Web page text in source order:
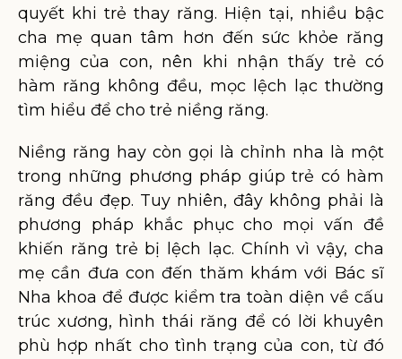
quyết khi trẻ thay răng. Hiện tại, nhiều bậc
cha mẹ quan tâm hơn đến sức khỏe răng
miệng của con, nên khi nhận thấy trẻ có
hàm răng không đều, mọc lệch lạc thường
tìm hiểu để cho trẻ niềng răng.
Niềng răng hay còn gọi là chỉnh nha là một
trong những phương pháp giúp trẻ có hàm
răng đều đẹp. Tuy nhiên, đây không phải là
phương pháp khắc phục cho mọi vấn đề
khiến răng trẻ bị lệch lạc. Chính vì vậy, cha
mẹ cần đưa con đến thăm khám với Bác sĩ
Nha khoa để được kiểm tra toàn diện về cấu
trúc xương, hình thái răng để có lời khuyên
phù hợp nhất cho tình trạng của con, từ đó